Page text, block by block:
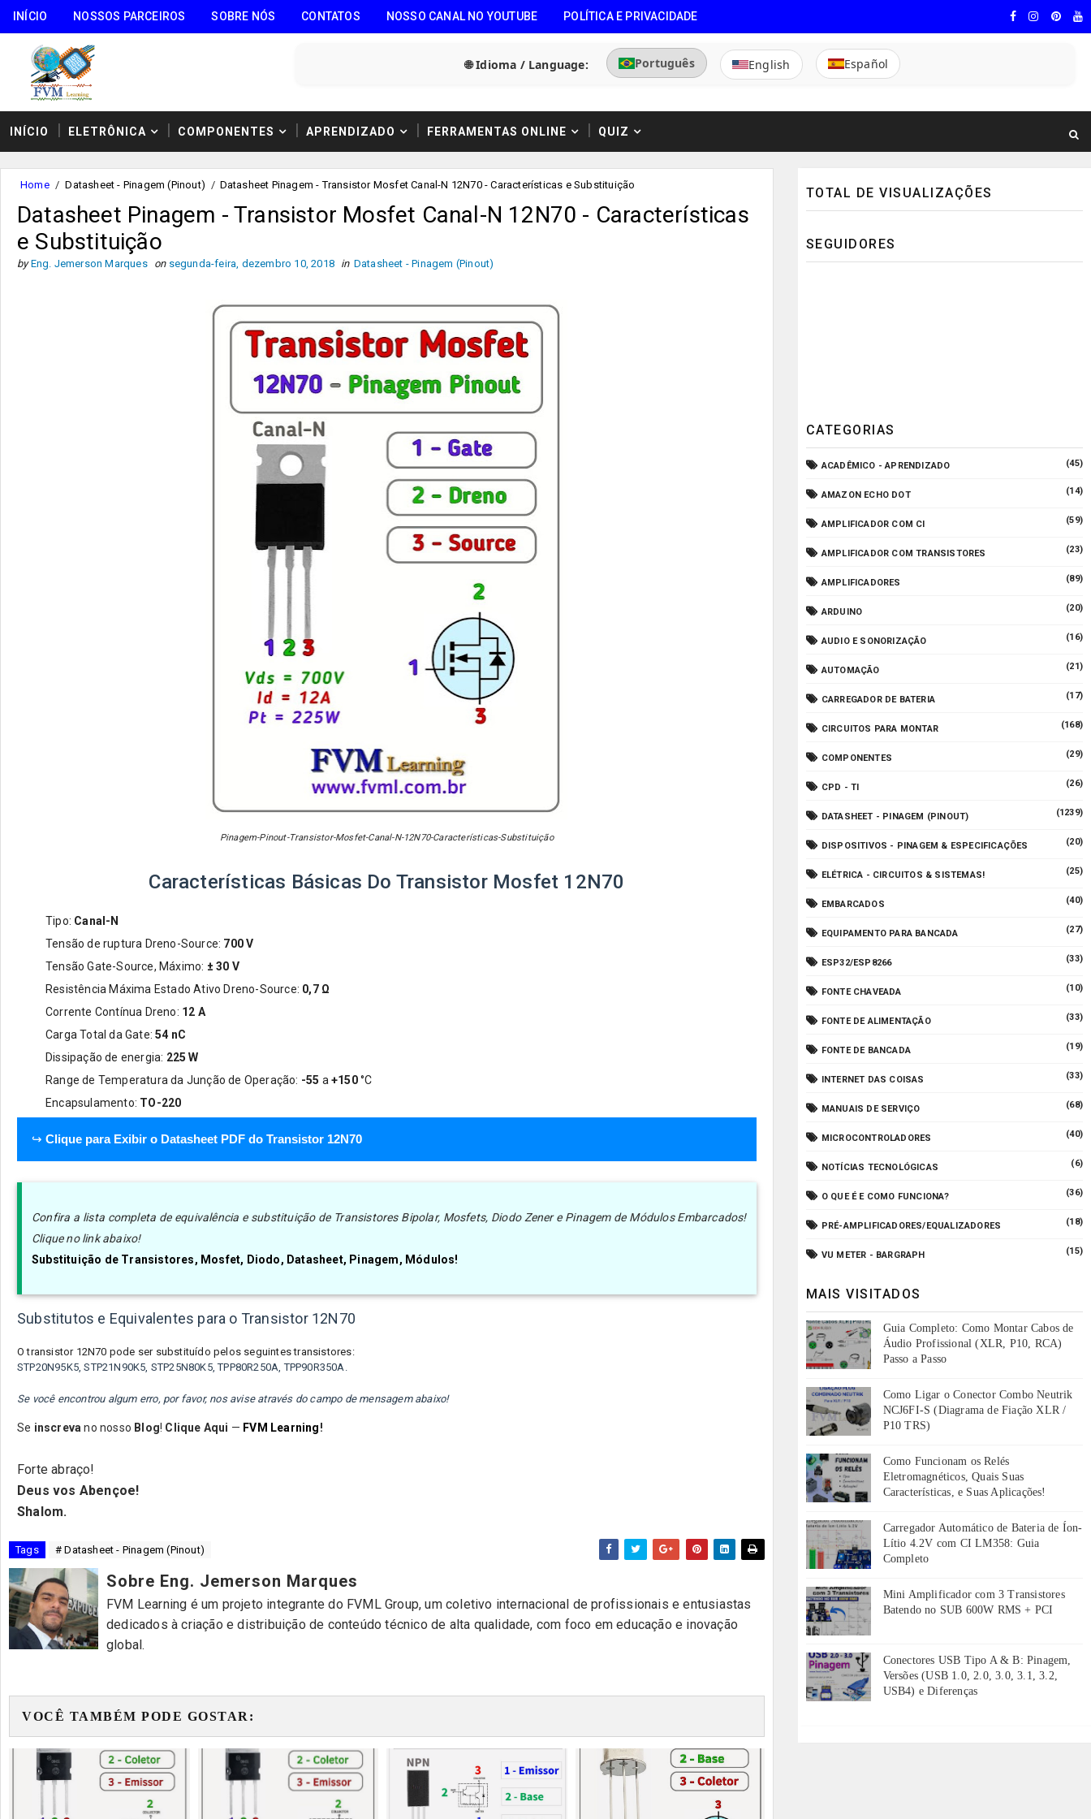
INÍCIO NOSSOS PARCEIROS SOBRE NÓS CONTATOS NOSSO CANAL NO YOUTUBE POLÍTICA E PRIVACIDADE
🌐 Idioma / Language: Português English Español
INÍCIO ELETRÔNICA COMPONENTES APRENDIZADO FERRAMENTAS ONLINE QUIZ
Home / Datasheet - Pinagem (Pinout) / Datasheet Pinagem - Transistor Mosfet Canal-N 12N70 - Características e Substituição
Datasheet Pinagem - Transistor Mosfet Canal-N 12N70 - Características
e Substituição
by Eng. Jemerson Marques on segunda-feira, dezembro 10, 2018 in Datasheet - Pinagem (Pinout)
Pinagem-Pinout-Transistor-Mosfet-Canal-N-12N70-Características-Substituição
Características Básicas Do Transistor Mosfet 12N70
Tipo: Canal-N
Tensão de ruptura Dreno-Source: 700 V
Tensão Gate-Source, Máximo: ± 30 V
Resistência Máxima Estado Ativo Dreno-Source: 0,7 Ω
Corrente Contínua Dreno: 12 A
Carga Total da Gate:54 nC
Dissipação de energia: 225 W
Range de Temperatura da Junção de Operação: -55 a +150°C
Encapsulamento: TO-220
↪ Clique para Exibir o Datasheet PDF do Transistor 12N70
Confira a lista completa de equivalência e substituição de Transistores Bipolar, Mosfets, Diodo Zener e Pinagem de Módulos Embarcados!
Clique no link abaixo!
Substituição de Transistores, Mosfet, Diodo, Datasheet, Pinagem, Módulos!
Substitutos e Equivalentes para o Transistor 12N70
O transistor 12N70 pode ser substituído pelos seguintes transistores:
STP20N95K5, STP21N90K5, STP25N80K5, TPP80R250A, TPP90R350A.
Se você encontrou algum erro, por favor, nos avise através do campo de mensagem abaixo!
Se inscreva no nosso Blog! Clique Aqui — FVM Learning!
Forte abraço!
Deus vos Abençoe!
Shalom.
Tags # Datasheet - Pinagem (Pinout)
Sobre Eng. Jemerson Marques
FVM Learning é um projeto integrante do FVML Group, um coletivo internacional de profissionais e entusiastas
dedicados à criação e distribuição de conteúdo técnico de alta qualidade, com foco em educação e inovação
global.
VOCÊ TAMBÉM PODE GOSTAR:
TOTAL DE VISUALIZAÇÕES
SEGUIDORES
CATEGORIAS
ACADÊMICO - APRENDIZADO (45)
AMAZON ECHO DOT (14)
AMPLIFICADOR COM CI (59)
AMPLIFICADOR COM TRANSISTORES (23)
AMPLIFICADORES (89)
ARDUINO (20)
AUDIO E SONORIZAÇÃO (16)
AUTOMAÇÃO (21)
CARREGADOR DE BATERIA (17)
CIRCUITOS PARA MONTAR (168)
COMPONENTES (29)
CPD - TI (26)
DATASHEET - PINAGEM (PINOUT) (1239)
DISPOSITIVOS - PINAGEM & ESPECIFICAÇÕES (20)
ELÉTRICA - CIRCUITOS & SISTEMAS! (25)
EMBARCADOS (40)
EQUIPAMENTO PARA BANCADA (27)
ESP32/ESP8266 (33)
FONTE CHAVEADA (10)
FONTE DE ALIMENTAÇÃO (33)
FONTE DE BANCADA (19)
INTERNET DAS COISAS (33)
MANUAIS DE SERVIÇO (68)
MICROCONTROLADORES (40)
NOTÍCIAS TECNOLÓGICAS (6)
O QUE É E COMO FUNCIONA? (36)
PRÉ-AMPLIFICADORES/EQUALIZADORES (18)
VU METER - BARGRAPH (15)
MAIS VISITADOS
Guia Completo: Como Montar Cabos de
Áudio Profissional (XLR, P10, RCA)
Passo a Passo
Como Ligar o Conector Combo Neutrik
NCJ6FI-S (Diagrama de Fiação XLR /
P10 TRS)
Como Funcionam os Relés
Eletromagnéticos, Quais Suas
Características, e Suas Aplicações!
Carregador Automático de Bateria de Íon-
Lítio 4.2V com CI LM358: Guia
Completo
Mini Amplificador com 3 Transistores
Batendo no SUB 600W RMS + PCI
Conectores USB Tipo A & B: Pinagem,
Versões (USB 1.0, 2.0, 3.0, 3.1, 3.2,
USB4) e Diferenças